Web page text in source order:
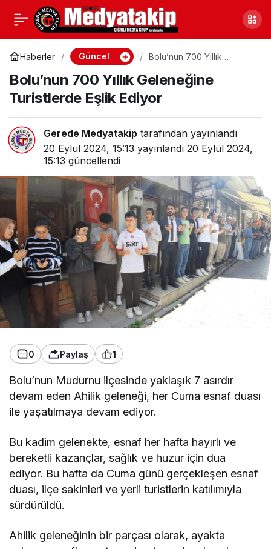
Haberler Güncel
Bolu’nun 700 Yıllık
Eşlik Ediyor
Bolu’nun 700 Yıllık Geleneğine
Turistlerde Eşlik Ediyor
Gerede Medyatakip tarafından yayınlandı
20 Eylül 2024, 15:13 yayınlandı 20 Eylül 2024,
15:13 güncellendi
0 Paylaş 1
Bolu’nun Mudurnu ilçesinde yaklaşık 7 asırdır
devam eden Ahilik geleneği, her Cuma esnaf duası
ile yaşatılmaya devam ediyor.
Bu kadim gelenekte, esnaf her hafta hayırlı ve
bereketli kazançlar, sağlık ve huzur için dua
ediyor. Bu hafta da Cuma günü gerçekleşen esnaf
duası, ilçe sakinleri ve yerli turistlerin katılımıyla
sürdürüldü.
Ahilik geleneğinin bir parçası olarak, ayakta
Bolu OBM: 13 Aileye
Milyonlarca Lira Hibe
Desteği Verildi
Paylaş